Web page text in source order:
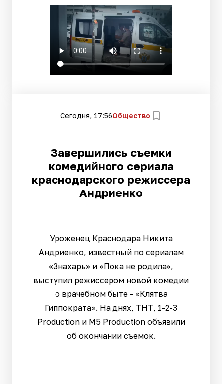
Сегодня, 17:56Общество
Завершились съемки
комедийного сериала
краснодарского режиссера
Андриенко
Уроженец Краснодара Никита
Андриенко, известный по сериалам
«Знахарь» и «Пока не родила»,
выступил режиссером новой комедии
о врачебном быте - «Клятва
Гиппократа». На днях, ТНТ, 1-2-3
Production и M5 Production объявили
об окончании съемок.